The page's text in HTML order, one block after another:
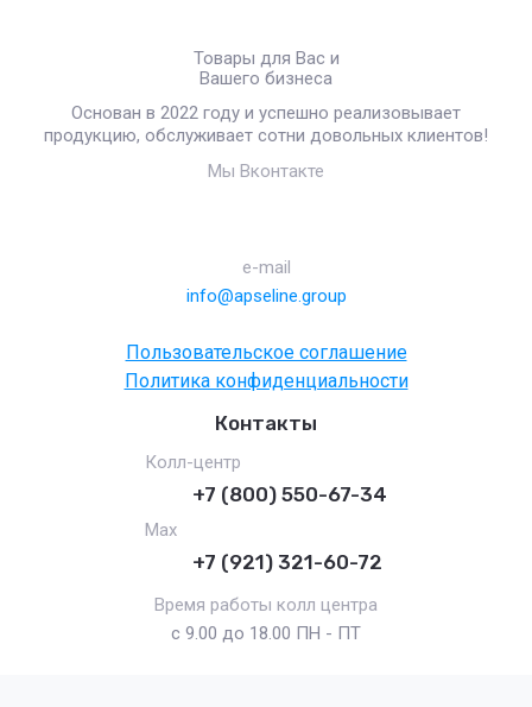
Товары для Вас и
Вашего бизнеса
Основан в 2022 году и успешно реализовывает
продукцию, обслуживает сотни довольных клиентов!
Мы Вконтакте
e-mail
info@apseline.group
Пользовательское соглашение
Политика конфиденциальности
Контакты
Колл-центр
+7 (800) 550-67-34
Max
+7 (921) 321-60-72
Время работы колл центра
с 9.00 до 18.00 ПН - ПТ